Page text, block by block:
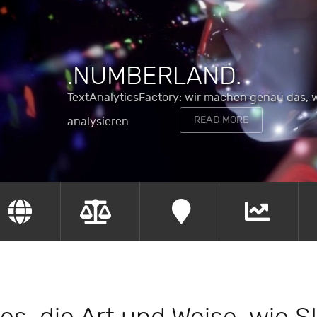
.NUMBERLAND.
TextAnalyticsFactory: wir machen genau das,
analysieren
READ MORE
.locate. .change. .identify.